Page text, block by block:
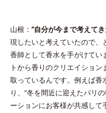
山根： “自分が今まで考えて
現したいと考えていたので、
香師として香水を手がけて
トから香りのクリエイショ
取っているんです。例えば香
り、“冬を間近に迎えたパリ
ーションにお客様が共感して